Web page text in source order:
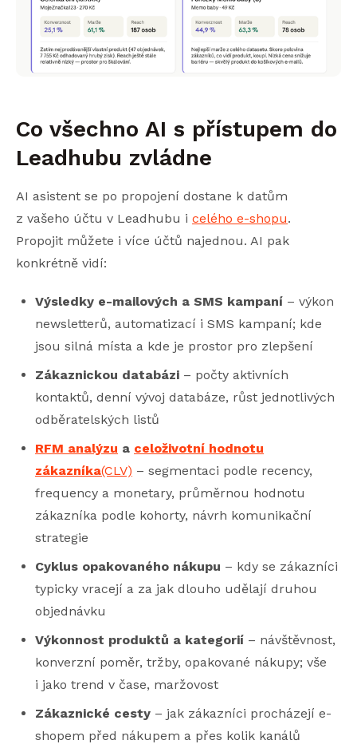
Co všechno AI s přístupem do
Leadhubu zvládne
AI asistent se po propojení dostane k datům
z vašeho účtu v Leadhubu i celého e-shopu.
Propojit můžete i více účtů najednou. AI pak
konkrétně vidí:
Výsledky e-mailových a SMS kampaní – výkon
newsletterů, automatizací i SMS kampaní; kde
jsou silná místa a kde je prostor pro zlepšení
Zákaznickou databázi – počty aktivních
kontaktů, denní vývoj databáze, růst jednotlivých
odběratelských listů
RFM analýzu a celoživotní hodnotu
zákazníka(CLV) – segmentaci podle recency,
frequency a monetary, průměrnou hodnotu
zákazníka podle kohorty, návrh komunikační
strategie
Cyklus opakovaného nákupu – kdy se zákazníci
typicky vracejí a za jak dlouho udělají druhou
objednávku
Výkonnost produktů a kategorií – návštěvnost,
konverzní poměr, tržby, opakované nákupy; vše
i jako trend v čase, maržovost
Zákaznické cesty – jak zákazníci procházejí e-
shopem před nákupem a přes kolik kanálů